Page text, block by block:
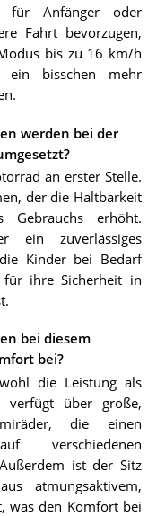
Anfänger oder
Fahrt bevorzugen,
bis zu 16 km/h
ein bisschen mehr
werden bei der
an erster Stelle.
der die Haltbarkeit
Gebrauchs erhöht.
ein zuverlässiges
Kinder bei Bedarf
ihre Sicherheit in
bei diesem
bei?
die Leistung als
verfügt über große,
die einen
verschiedenen
ist der Sitz
atmungsaktivem,
was den Komfort bei